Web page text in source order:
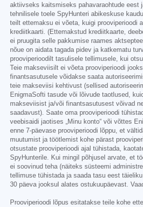
aktiivseks kaitsmiseks pahavaraohtude eest
tehnilisele toele SpyHunteri abikeskuse
teilt ettemaksu ei võeta, kuigi prooviperioodi
krediitkaarti. (Ettemakstud krediitkaarte,
ei pruugita selle pakkumise raames
nõue on aidata tagada pidev ja katkematu
prooviperioodilt tasulisele tellimusele, kui
Teie makseviisilt ei võeta prooviperioodi
finantsasutusele võidakse saata
teie makseviisi kehtivust (sellised
EnigmaSofti tasude või lõivude taotlused,
makseviisist ja/või finantsasutusest võivad
saadavust). Saate oma prooviperioodi
veebisaidi jaotises „Minu konto“ või võttes
enne 7-päevase prooviperioodi lõppu, et
muutumist ja töötlemist kohe pärast
otsustate prooviperioodi ajal tühistada,
SpyHunterile. Kui mingil põhjusel arvate, et
ei soovinud teha (näiteks süsteemi
tellimuse tühistada ja saada tasu eest
30 päeva jooksul alates ostukuupäevast.
Prooviperioodi lõpus esitatakse teile kohe